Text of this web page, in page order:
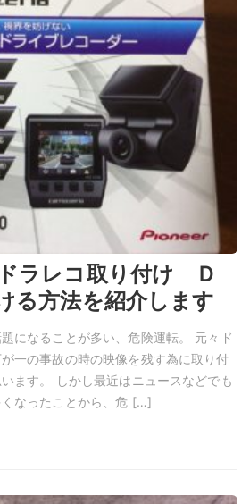
ラレコ取り付け Ｄ
る方法を紹介します
になることが多い、危険運転。 元々ド
一の事故の時の映像を残す為に取り付
ます。 しかし最近はニュースなどでも
なったことから、危 […]